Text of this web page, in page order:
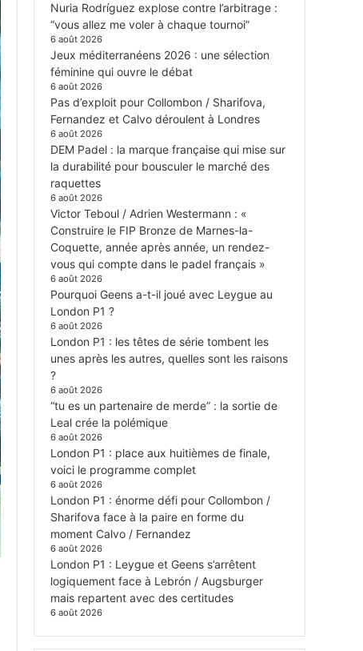
Nuria Rodríguez explose contre l’arbitrage :
“vous allez me voler à chaque tournoi”
6 août 2026
Jeux méditerranéens 2026 : une sélection
féminine qui ouvre le débat
6 août 2026
Pas d’exploit pour Collombon / Sharifova,
Fernandez et Calvo déroulent à Londres
6 août 2026
DEM Padel : la marque française qui mise sur
la durabilité pour bousculer le marché des
raquettes
6 août 2026
Victor Teboul / Adrien Westermann : «
Construire le FIP Bronze de Marnes-la-
Coquette, année après année, un rendez-
vous qui compte dans le padel français »
6 août 2026
Pourquoi Geens a-t-il joué avec Leygue au
London P1 ?
6 août 2026
London P1 : les têtes de série tombent les
unes après les autres, quelles sont les raisons
?
6 août 2026
“tu es un partenaire de merde” : la sortie de
Leal crée la polémique
6 août 2026
London P1 : place aux huitièmes de finale,
voici le programme complet
6 août 2026
London P1 : énorme défi pour Collombon /
Sharifova face à la paire en forme du
moment Calvo / Fernandez
6 août 2026
London P1 : Leygue et Geens s’arrêtent
logiquement face à Lebrón / Augsburger
mais repartent avec des certitudes
6 août 2026